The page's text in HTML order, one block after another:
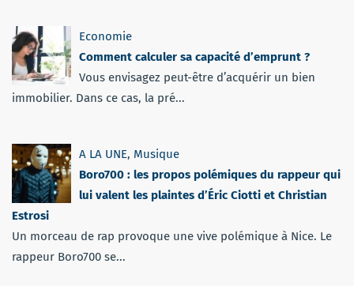
Economie
Comment calculer sa capacité d’emprunt ?
Vous envisagez peut-être d’acquérir un bien
immobilier. Dans ce cas, la pré...
A LA UNE, Musique
Boro700 : les propos polémiques du rappeur qui
lui valent les plaintes d’Éric Ciotti et Christian
Estrosi
Un morceau de rap provoque une vive polémique à Nice. Le
rappeur Boro700 se...